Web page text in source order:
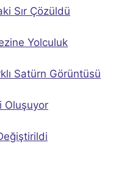
Sır Çözüldü
Yolculuk
Satürn Görüntüsü
Oluşuyor